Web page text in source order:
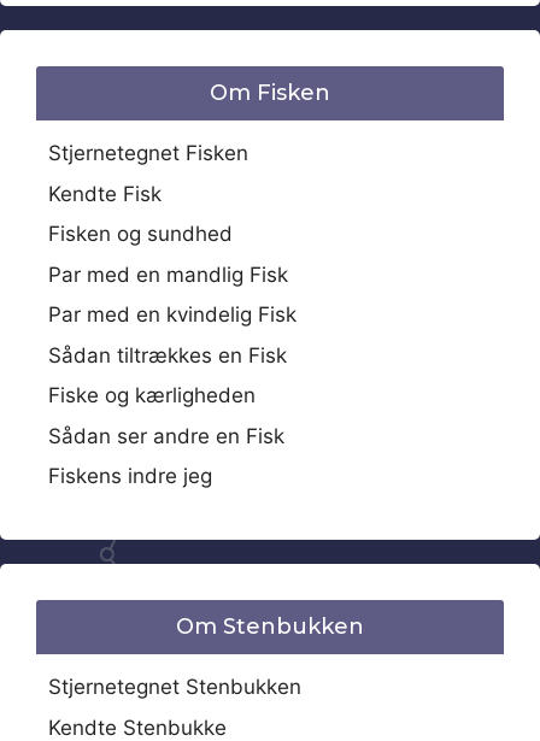
Om Fisken
Stjernetegnet Fisken
Kendte Fisk
Fisken og sundhed
Par med en mandlig Fisk
Par med en kvindelig Fisk
Sådan tiltrækkes en Fisk
Fiske og kærligheden
Sådan ser andre en Fisk
Fiskens indre jeg
Om Stenbukken
Stjernetegnet Stenbukken
Kendte Stenbukke